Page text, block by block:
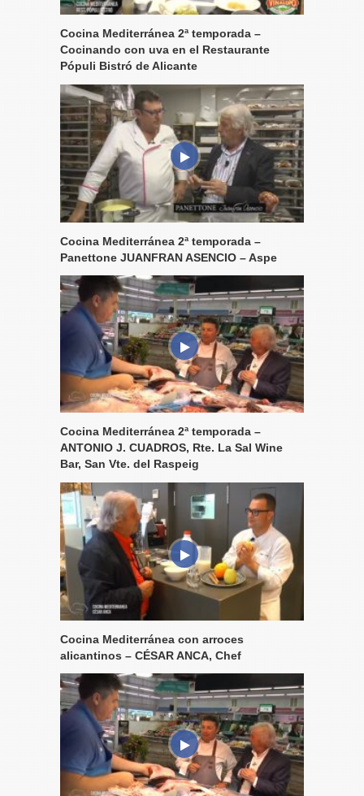
Cocina Mediterránea 2ª temporada –
Cocinando con uva en el Restaurante
Pópuli Bistró de Alicante
Cocina Mediterránea 2ª temporada –
Panettone JUANFRAN ASENCIO – Aspe
Cocina Mediterránea 2ª temporada –
ANTONIO J. CUADROS, Rte. La Sal Wine
Bar, San Vte. del Raspeig
Cocina Mediterránea con arroces
alicantinos – CÉSAR ANCA, Chef